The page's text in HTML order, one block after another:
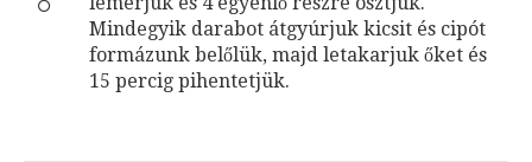
Mindegyik darabot átgyúrjuk kicsit és cipót
formázunk belőlük, majd letakarjuk őket és
15 percig pihentetjük.